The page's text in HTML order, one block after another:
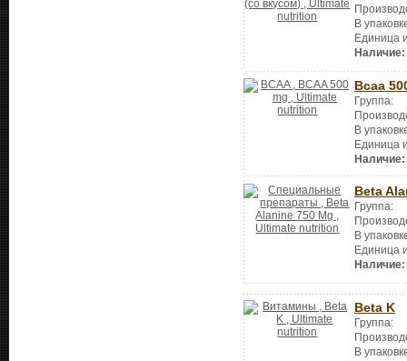
В
Единица
Наличие:
Bcaa
Группа:
В
Единица
Наличие:
Beta
Группа:
В
Единица
Наличие:
Beta K
Группа:
В